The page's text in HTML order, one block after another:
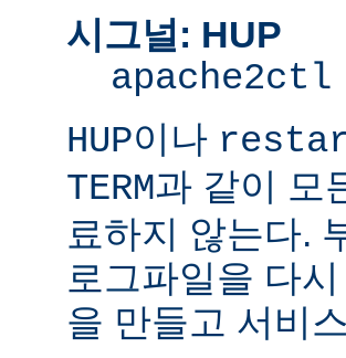
시그널: HUP
HUP이나
TERM과 같이 모
료하지 않는다.
로그파일을 다
을 만들고 서비